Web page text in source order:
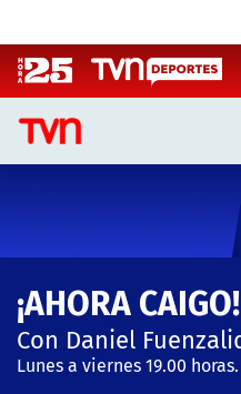
CASTING MASTERCHEF
CASTING TVN VERTICAL
TVN VERTICAL
TVN PLAY
¡AHORA CAIGO!
Con Daniel
Lunes a viernes 19.00